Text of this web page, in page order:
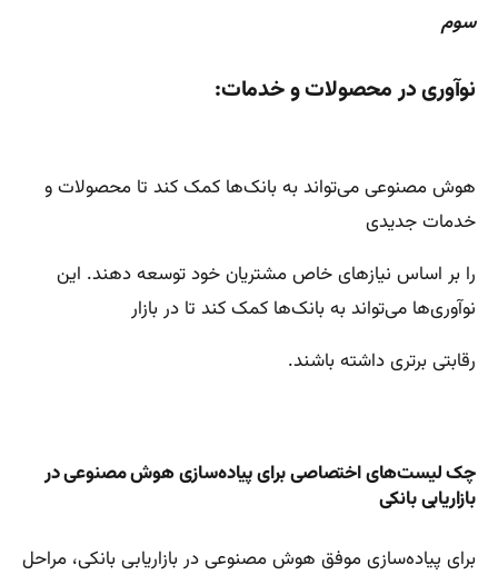
سوم
نوآوری در محصولات و خدمات:
هوش مصنوعی می‌تواند به بانک‌ها کمک کند تا محصولات و
خدمات جدیدی
را بر اساس نیازهای خاص مشتریان خود توسعه دهند. این
نوآوری‌ها می‌تواند به بانک‌ها کمک کند تا در بازار
رقابتی برتری داشته باشند.
چک لیست‌های اختصاصی برای پیاده‌سازی هوش مصنوعی در
بازاریابی بانکی
برای پیاده‌سازی موفق هوش مصنوعی در بازاریابی بانکی، مراحل